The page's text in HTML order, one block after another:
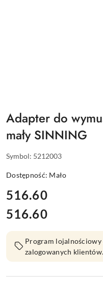
Adapter do
mały SINNING
Symbol: 5212003
Dostępność: Mało
cena:
516.60
Cena:
516.60
Program
zalogowanych klientów.